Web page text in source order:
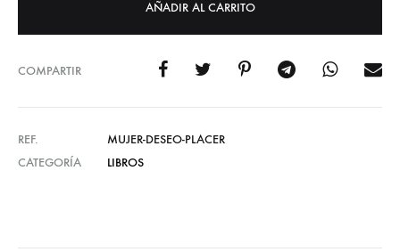
AÑADIR AL CARRITO
COMPARTIR
REF.
MUJER-DESEO-PLACER
CATEGORÍA
LIBROS